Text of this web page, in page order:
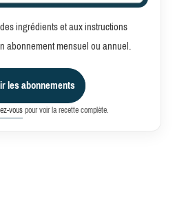
ingrédients et aux instructions
abonnement mensuel ou annuel.
les abonnements
vouspour voir la recette complète.